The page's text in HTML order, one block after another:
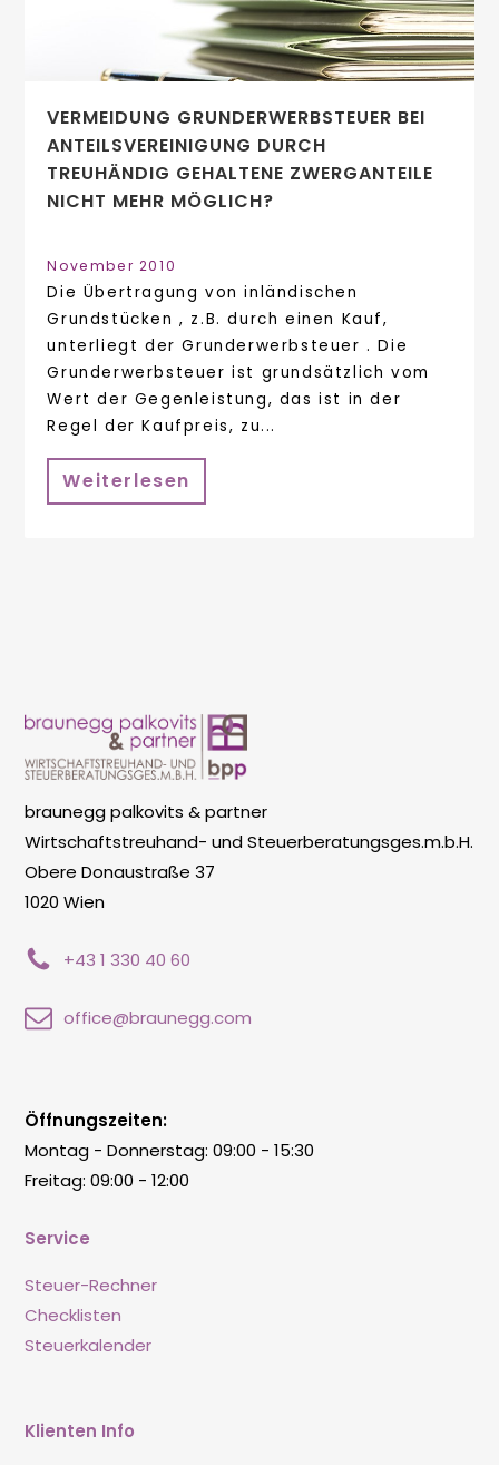
VERMEIDUNG GRUNDERWERBSTEUER BEI
ANTEILSVEREINIGUNG DURCH
TREUHÄNDIG GEHALTENE ZWERGANTEILE
NICHT MEHR MÖGLICH?
November 2010
Die Übertragung von inländischen
Grundstücken , z.B. durch einen Kauf,
unterliegt der Grunderwerbsteuer . Die
Grunderwerbsteuer ist grundsätzlich vom
Wert der Gegenleistung, das ist in der
Regel der Kaufpreis, zu...
Weiterlesen
braunegg palkovits & partner
Wirtschaftstreuhand- und Steuerberatungsges.m.b.H.
Obere Donaustraße 37
1020 Wien
+43 1 330 40 60
office@braunegg.com
Service
Steuer-Rechner
Checklisten
Steuerkalender
Klienten Info
Öffnungszeiten:
Montag - Donnerstag: 09:00 - 15:30
Freitag: 09:00 - 12:00